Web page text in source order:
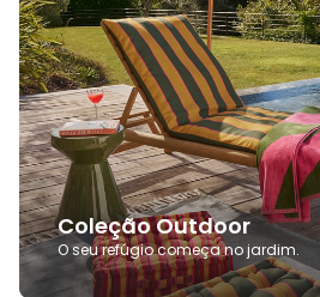
Coleção Outdoor
O seu refúgio começa no jardim.
Outdoor